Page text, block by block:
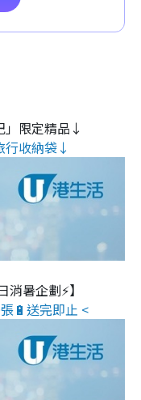
」限定精品↓
行收納袋↓
消暑企劃⚡】
🔋送完即止 <